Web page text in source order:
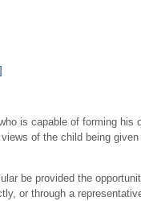
is capable of forming his
of the child being
be provided the
or through a